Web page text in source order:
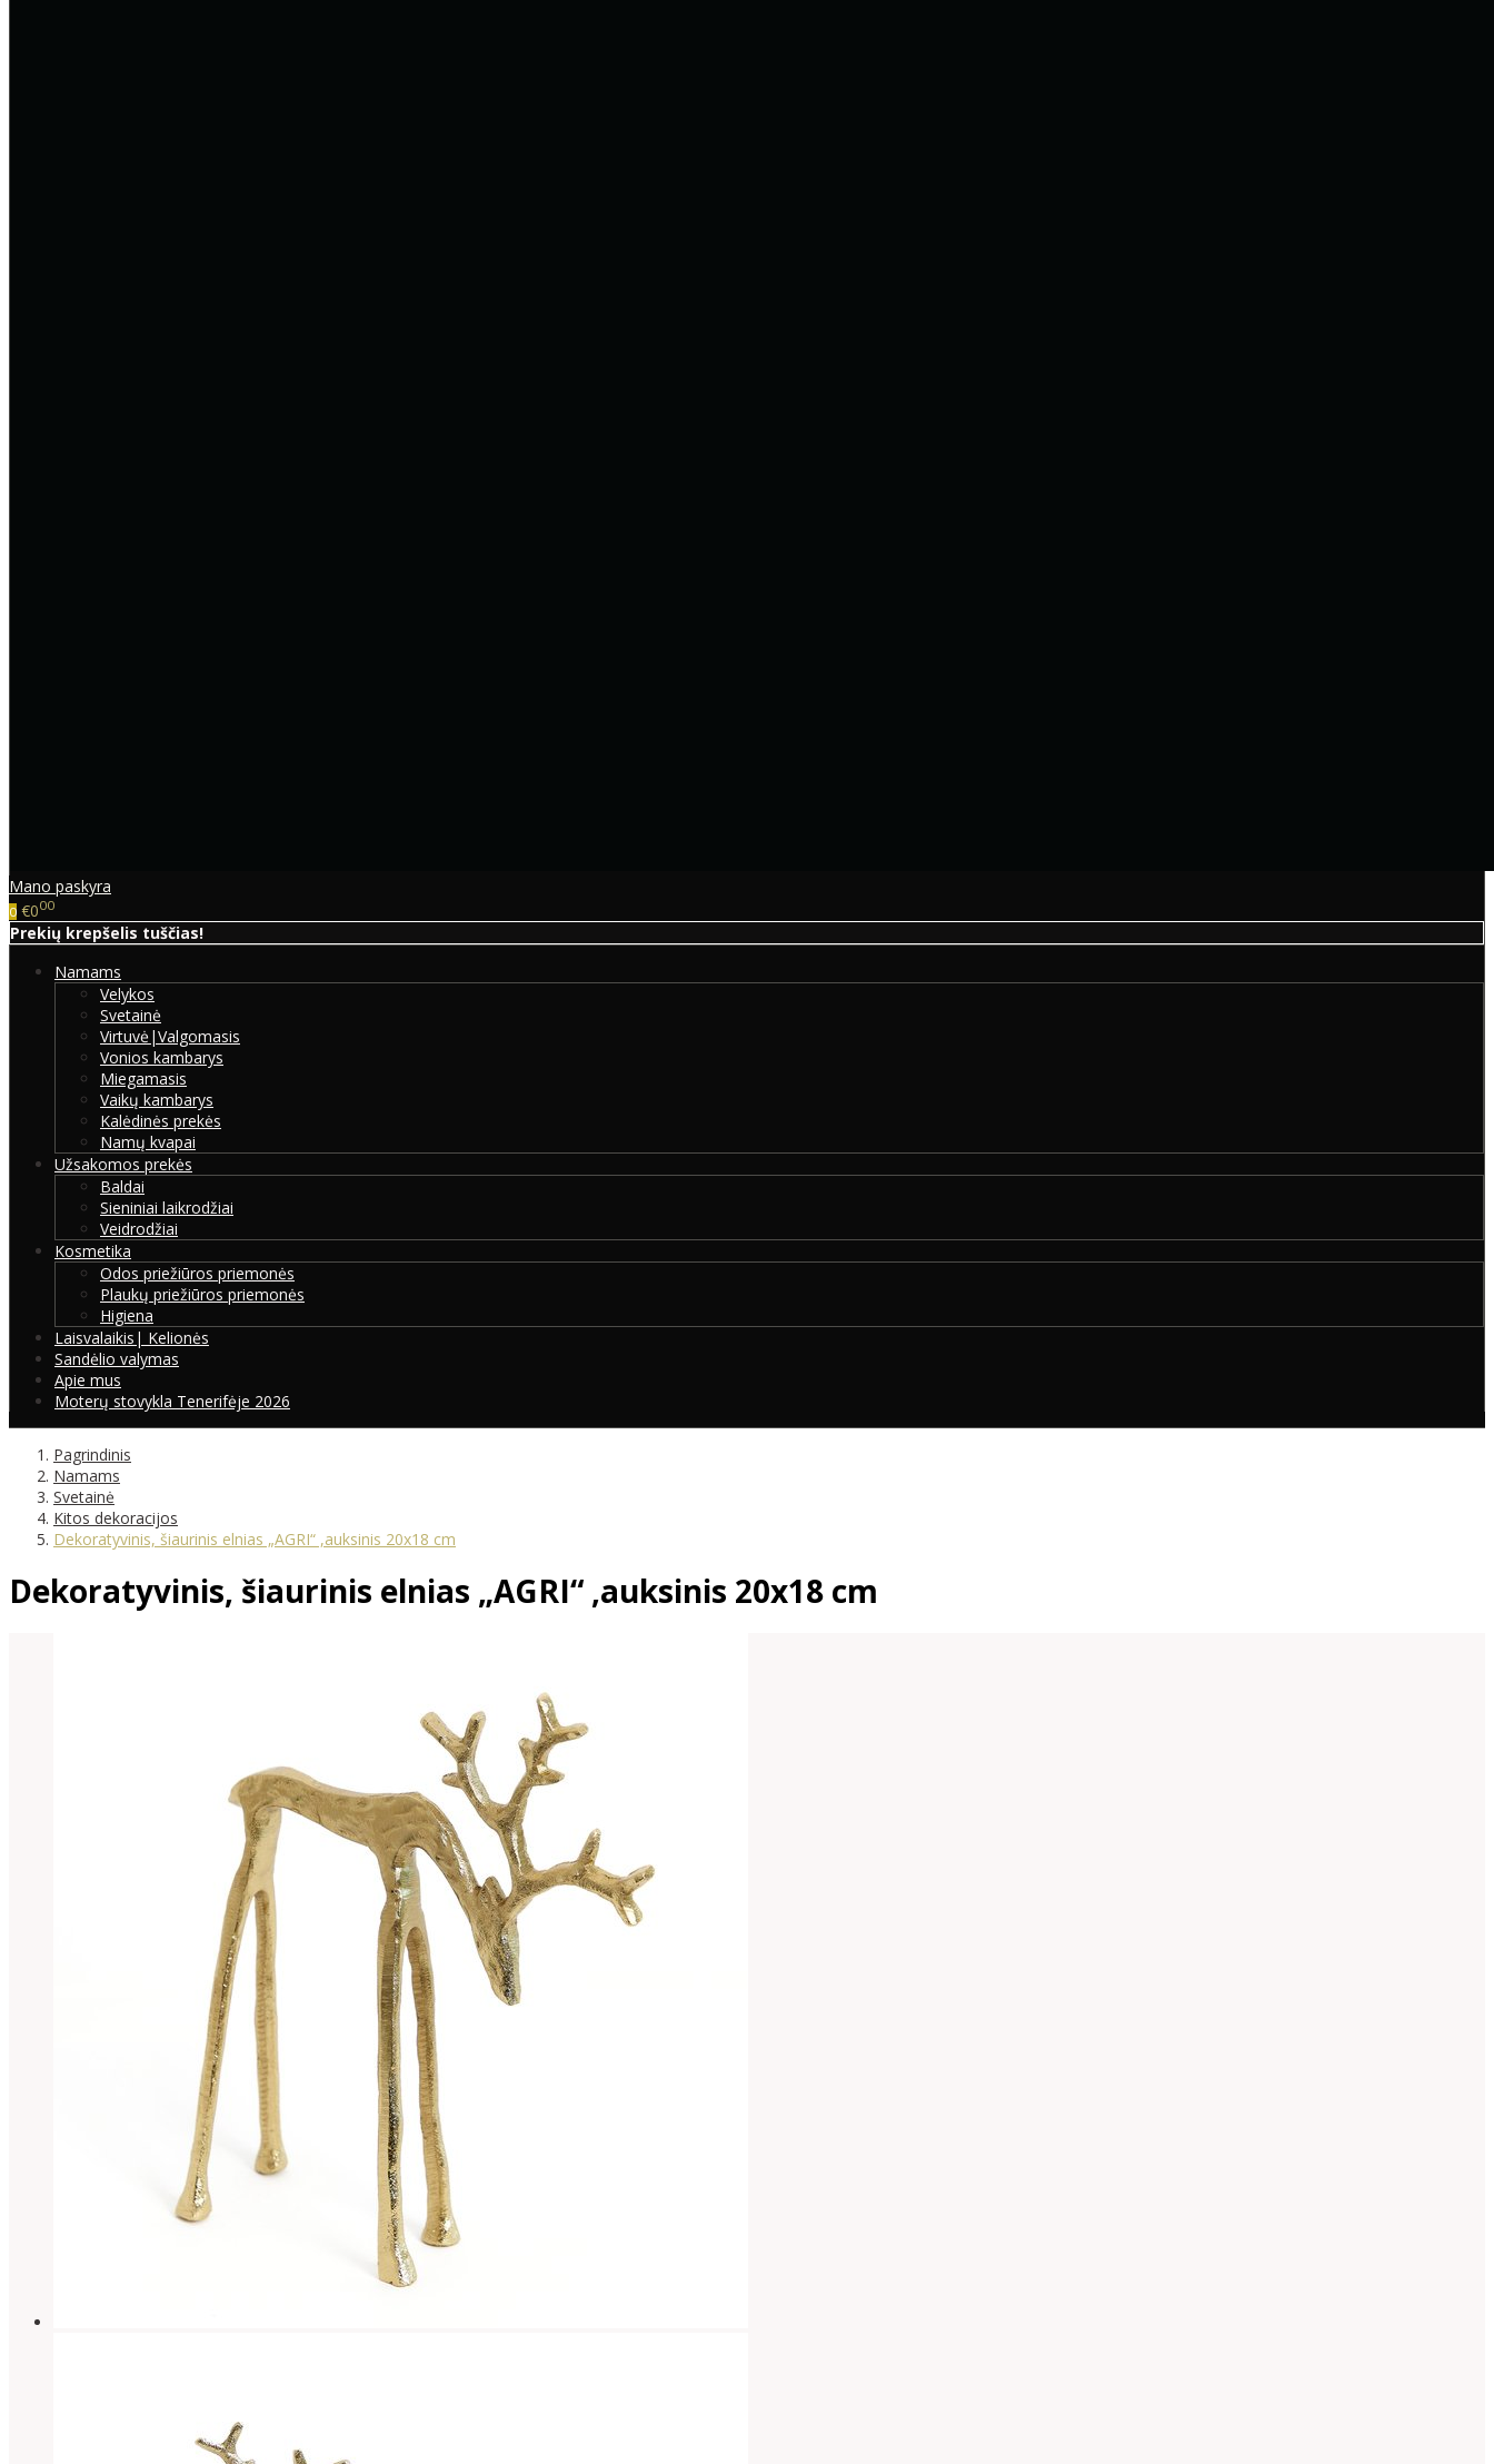
Mano paskyra
0 €000
Prekių krepšelis tuščias!
Namams
Velykos
Svetainė
Virtuvė|Valgomasis
Vonios kambarys
Miegamasis
Vaikų kambarys
Kalėdinės prekės
Namų kvapai
Užsakomos prekės
Baldai
Sieniniai laikrodžiai
Veidrodžiai
Kosmetika
Odos priežiūros priemonės
Plaukų priežiūros priemonės
Higiena
Laisvalaikis| Kelionės
Sandėlio valymas
Apie mus
Moterų stovykla Tenerifėje 2026
Pagrindinis
Namams
Svetainė
Kitos dekoracijos
Dekoratyvinis, šiaurinis elnias „AGRI“ ,auksinis 20x18 cm
Dekoratyvinis, šiaurinis elnias „AGRI“ ,auksinis 20x18 cm